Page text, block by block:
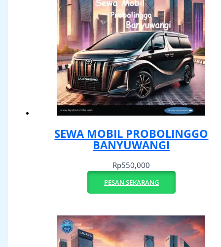
SEWA MOBIL PROBOLINGGO
BANYUWANGI
Rp550,000
PESAN SEKARANG